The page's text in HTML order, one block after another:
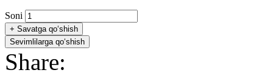
Soni
+ Savatga qo‘shish
Sevimlilarga qo‘shish
Share: